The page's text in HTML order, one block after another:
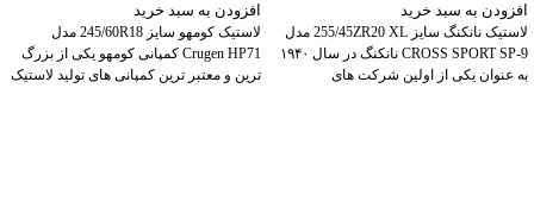
افزودن به سبد خرید
لاستیک نانکنگ سایز 255/45ZR20 XL مدل
CROSS SPORT SP-9 نانکنگ در سال ۱۹۴۰
به عنوان یکی از اولین شرکت های
افزودن به سبد خرید
لاستیک کومهو سایز 245/60R18 مدل
Crugen HP71 کمپانی کومهو یکی از بزرگ
ترین و معتبر ترین کمپانی های تولید لاستیک